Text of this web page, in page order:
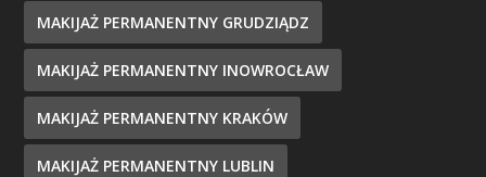
MAKIJAŻ PERMANENTNY GRUDZIĄDZ
MAKIJAŻ PERMANENTNY INOWROCŁAW
MAKIJAŻ PERMANENTNY KRAKÓW
MAKIJAŻ PERMANENTNY LUBLIN